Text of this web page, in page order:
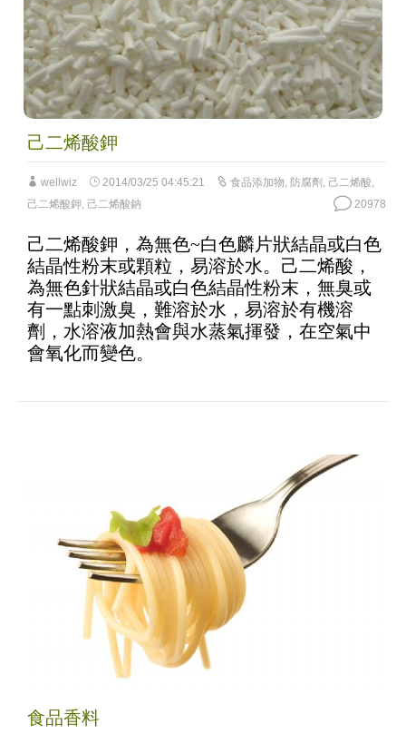
己二烯酸鉀
wellwiz 2014/03/25 04:45:21 食品添加物, 防腐劑 , 己二烯酸,
己二烯酸鉀, 己二烯酸鈉 20978
己二烯酸鉀，為無色~白色麟片狀結晶或白色
結晶性粉末或顆粒，易溶於水。己二烯酸，
為無色針狀結晶或白色結晶性粉末，無臭或
有一點刺激臭，難溶於水，易溶於有機溶
劑，水溶液加熱會與水蒸氣揮發，在空氣中
會氧化而變色。
食品香料